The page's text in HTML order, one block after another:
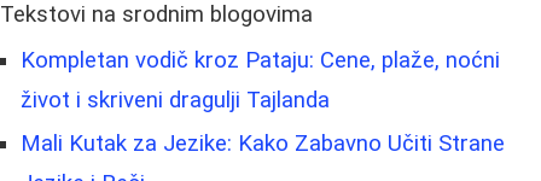
Tekstovi na srodnim blogovima
Kompletan vodič kroz Pataju: Cene, plaže, noćni
život i skriveni dragulji Tajlanda
Mali Kutak za Jezike: Kako Zabavno Učiti Strane